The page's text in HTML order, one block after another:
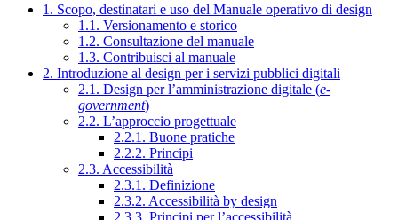
1. Scopo, destinatari e uso del Manuale operativo di design
1.1. Versionamento e storico
1.2. Consultazione del manuale
1.3. Contribuisci al manuale
2. Introduzione al design per i servizi pubblici digitali
2.1. Design per l’amministrazione digitale (e-
government)
2.2. L’approccio progettuale
2.2.1. Buone pratiche
2.2.2. Principi
2.3. Accessibilità
2.3.1. Definizione
2.3.2. Accessibilità by design
2.3.3. Principi per l’accessibilità